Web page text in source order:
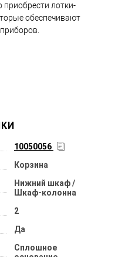
приобрести лотки-
обеспечивают
10050056
Корзина
Нижний шкаф /
Шкаф-колонна
2
Да
Сплошное